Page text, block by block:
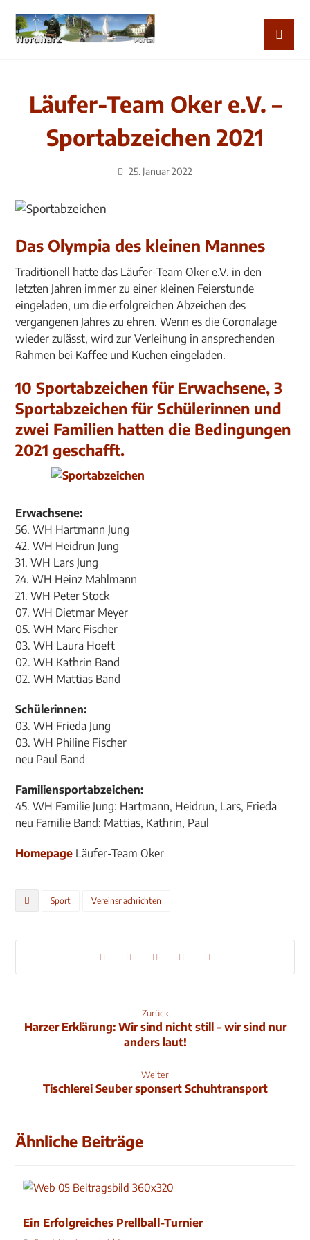
Läufer-Team Oker e.V. –
Sportabzeichen 2021
25. Januar 2022
Das Olympia des kleinen Mannes
Traditionell hatte das Läufer-Team Oker e.V. in den
letzten Jahren immer zu einer kleinen Feierstunde
eingeladen, um die erfolgreichen Abzeichen des
vergangenen Jahres zu ehren. Wenn es die Coronalage
wieder zulässt, wird zur Verleihung in ansprechenden
Rahmen bei Kaffee und Kuchen eingeladen.
10 Sportabzeichen für Erwachsene, 3
Sportabzeichen für Schülerinnen und
zwei Familien hatten die Bedingungen
2021 geschafft.
Erwachsene:
56. WH Hartmann Jung
42. WH Heidrun Jung
31. WH Lars Jung
24. WH Heinz Mahlmann
21. WH Peter Stock
07. WH Dietmar Meyer
05. WH Marc Fischer
03. WH Laura Hoeft
02. WH Kathrin Band
02. WH Mattias Band
Schülerinnen:
03. WH Frieda Jung
03. WH Philine Fischer
neu Paul Band
Familiensportabzeichen:
45. WH Familie Jung: Hartmann, Heidrun, Lars, Frieda
neu Familie Band: Mattias, Kathrin, Paul
Homepage Läufer-Team Oker
Sport Vereinsnachrichten
Zurück
Harzer Erklärung: Wir sind nicht still – wir sind nur
anders laut!
Weiter
Tischlerei Seuber sponsert Schuhtransport
Ähnliche Beiträge
Ein Erfolgreiches Prellball-Turnier